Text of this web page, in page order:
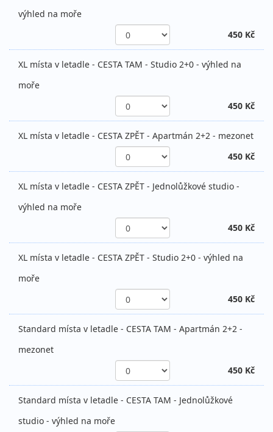
výhled na moře
450 Kč
XL místa v letadle - CESTA TAM - Studio 2+0 - výhled na
moře
450 Kč
XL místa v letadle - CESTA ZPĚT - Apartmán 2+2 - mezonet
450 Kč
XL místa v letadle - CESTA ZPĚT - Jednolůžkové studio -
výhled na moře
450 Kč
XL místa v letadle - CESTA ZPĚT - Studio 2+0 - výhled na
moře
450 Kč
Standard místa v letadle - CESTA TAM - Apartmán 2+2 -
mezonet
450 Kč
Standard místa v letadle - CESTA TAM - Jednolůžkové
studio - výhled na moře